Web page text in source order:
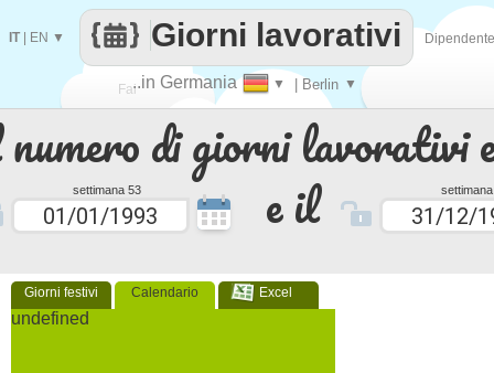
di giorni lavorativi
settimana 53 e il
Giorni festivi Calendario Excel
undefined
Fai
contare
..in Germania ▼ | Berlin ▼
Giorni lavorativi
IT| EN ▼